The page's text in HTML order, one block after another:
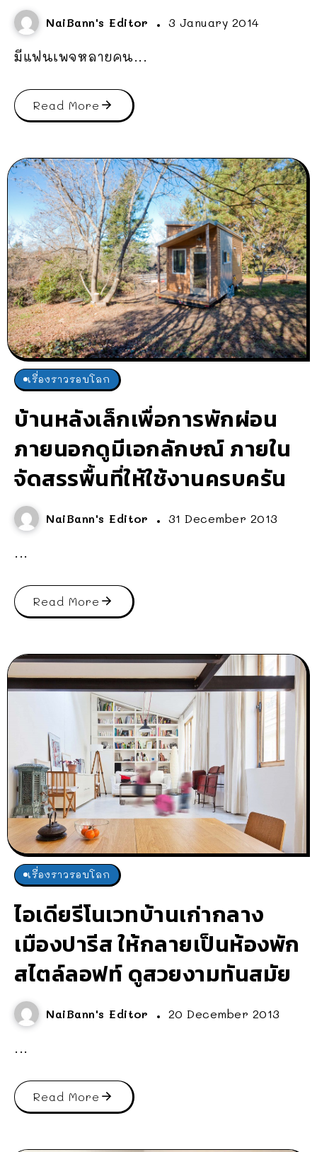
NaiBann's Editor 3 January 2014
มีแฟนเพจหลายคน...
Read More
เรื่องราวรอบโลก
บ้านหลังเล็กเพื่อการพักผ่อน
ภายนอกดูมีเอกลักษณ์ ภายใน
จัดสรรพื้นที่ให้ใช้งานครบครัน
NaiBann's Editor 31 December 2013
...
Read More
เรื่องราวรอบโลก
ไอเดียรีโนเวทบ้านเก่ากลาง
เมืองปารีส ให้กลายเป็นห้องพัก
สไตล์ลอฟท์ ดูสวยงามทันสมัย
NaiBann's Editor 20 December 2013
...
Read More